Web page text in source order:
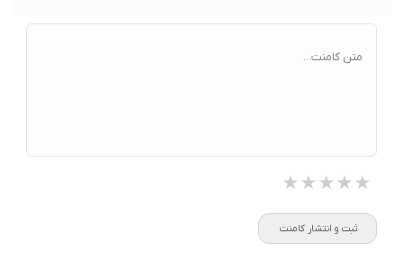
متن کامنت...
★★★★★
★★★★★
★★★★★
ثبت و انتشار کامنت